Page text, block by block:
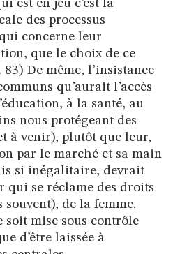
est en jeu c’est la
des processus
concerne leur
que le choix de ce
De même, l’insistance
qu’aurait l’accès
à la santé, au
nous protégeant des
à venir), plutôt que leur,
par le marché et sa main
si inégalitaire, devrait
qui se réclame des droits
souvent), de la femme.
mise sous contrôle
d’être laissée à